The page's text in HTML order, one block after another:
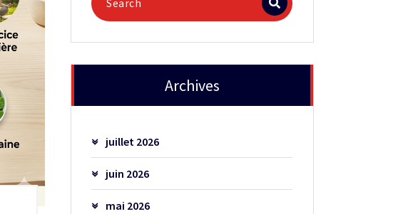
Archives
juillet 2026
juin 2026
mai 2026